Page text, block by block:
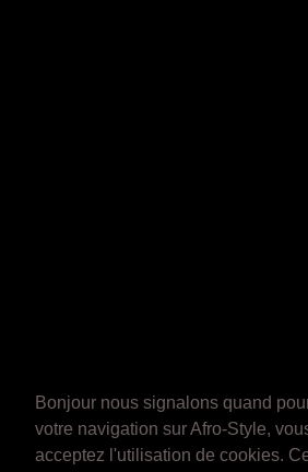
Bonjour nous signalons quand
votre navigation sur Afro-Style,
acceptez l'utilisation de cookies.